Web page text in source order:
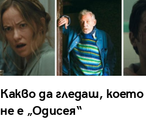
Какво да гледаш, което
не е „Одисея“